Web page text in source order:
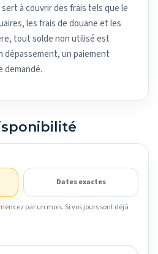
à couvrir des frais tels que le
les frais de douane et les
tout solde non utilisé est
dépassement, un paiement
demandé.
Dates exactes
par un mois. Si vos jours sont déjà